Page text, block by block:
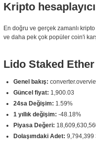
Kripto
En doğru ve gerçek zamanlı
ve daha pek çok popüler coin'i
Lido Staked
Genel bakış:
Güncel fiyat: 1,900.03
24sa Değişim: 1.59%
1 yıllık değişim: -48.18%
Piyasa Değeri:
Dolaşımdaki Adet: 9,794,399